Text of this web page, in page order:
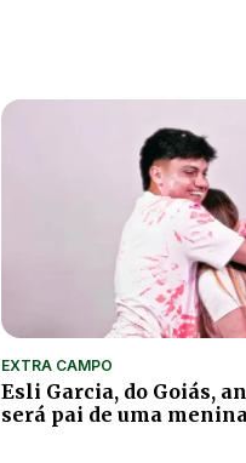
EXTRA CAMPO
Esli Garcia, do Goiás,
será pai de uma